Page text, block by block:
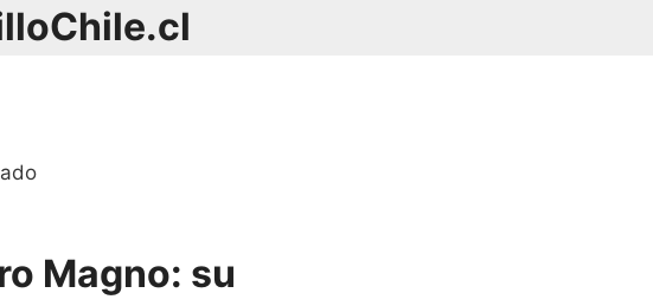
Magno: su